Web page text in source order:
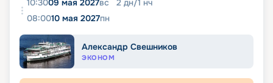
10:3009 мая 2027вс 2 дн/1 нч
08:0010 мая 2027пн
Александр Свешников
ЭКОНОМ